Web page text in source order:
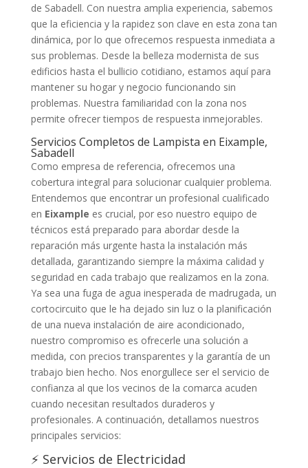
de Sabadell. Con nuestra amplia experiencia, sabemos
que la eficiencia y la rapidez son clave en esta zona tan
dinámica, por lo que ofrecemos respuesta inmediata a
sus problemas. Desde la belleza modernista de sus
edificios hasta el bullicio cotidiano, estamos aquí para
mantener su hogar y negocio funcionando sin
problemas. Nuestra familiaridad con la zona nos
permite ofrecer tiempos de respuesta inmejorables.
Servicios Completos de Lampista en Eixample,
Sabadell
Como empresa de referencia, ofrecemos una
cobertura integral para solucionar cualquier problema.
Entendemos que encontrar un profesional cualificado
en Eixample es crucial, por eso nuestro equipo de
técnicos está preparado para abordar desde la
reparación más urgente hasta la instalación más
detallada, garantizando siempre la máxima calidad y
seguridad en cada trabajo que realizamos en la zona.
Ya sea una fuga de agua inesperada de madrugada, un
cortocircuito que le ha dejado sin luz o la planificación
de una nueva instalación de aire acondicionado,
nuestro compromiso es ofrecerle una solución a
medida, con precios transparentes y la garantía de un
trabajo bien hecho. Nos enorgullece ser el servicio de
confianza al que los vecinos de la comarca acuden
cuando necesitan resultados duraderos y
profesionales. A continuación, detallamos nuestros
principales servicios:
⚡ Servicios de Electricidad